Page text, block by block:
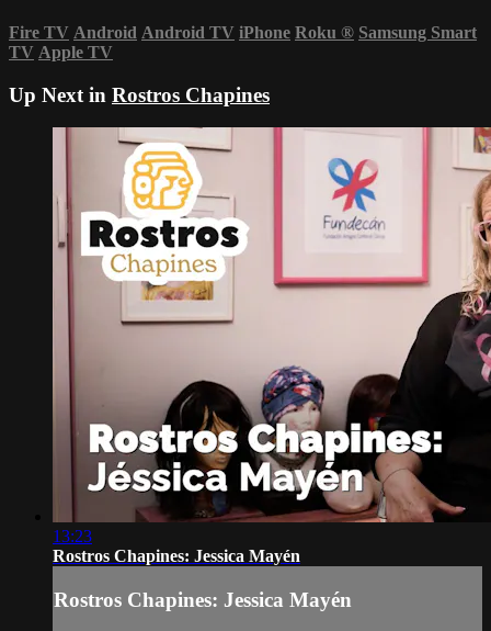
Fire TV Android Android TV iPhone Roku ® Samsung Smart
TV Apple TV
Up Next in Rostros Chapines
13:23
Rostros Chapines: Jessica Mayén
Rostros Chapines: Jessica Mayén